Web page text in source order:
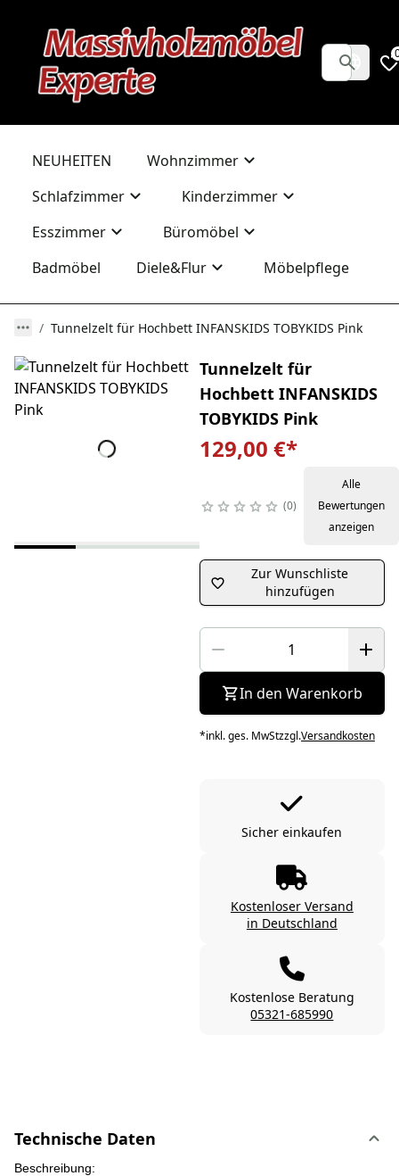
NEUHEITEN
Wohnzimmer
Schlafzimmer
Kinderzimmer
Esszimmer
Büromöbel
Badmöbel
Diele&Flur Möbelpflege
Tunnelzelt für Hochbett INFANSKIDS TOBYKIDS Pink
Tunnelzelt für
Hochbett INFANSKIDS
TOBYKIDS Pink
129,00 €*
0
Alle
Bewertungen
anzeigen
Zur Wunschliste
hinzufügen
In den Warenkorb
*inkl. ges. MwStzzgl.Versandkosten
Sicher einkaufen
Kostenloser Versand
in Deutschland
Kostenlose Beratung
05321-685990
Technische Daten
Beschreibung: